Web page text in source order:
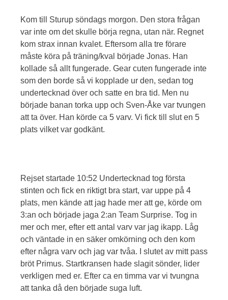
Kom till Sturup söndags morgon. Den stora frågan
var inte om det skulle börja regna, utan när. Regnet
kom strax innan kvalet. Eftersom alla tre förare
måste köra på träning/kval började Jonas. Han
kollade så allt fungerade. Gear cuten fungerade inte
som den borde så vi kopplade ur den, sedan tog
undertecknad över och satte en bra tid. Men nu
började banan torka upp och Sven-Åke var tvungen
att ta över. Han körde ca 5 varv. Vi fick till slut en 5
plats vilket var godkänt.
Rejset startade 10:52 Undertecknad tog första
stinten och fick en riktigt bra start, var uppe på 4
plats, men kände att jag hade mer att ge, körde om
3:an och började jaga 2:an Team Surprise. Tog in
mer och mer, efter ett antal varv var jag ikapp. Låg
och väntade in en säker omkörning och den kom
efter några varv och jag var tvåa. I slutet av mitt pass
bröt Primus. Startkransen hade slagit sönder, lider
verkligen med er. Efter ca en timma var vi tvungna
att tanka då den började suga luft.